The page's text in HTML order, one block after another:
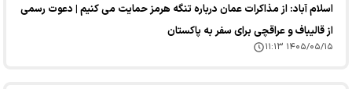
اسلام آباد: از مذاکرات عمان درباره تنگه هرمز حمایت می کنیم | دعوت رسمی
از قالیباف و عراقچی برای سفر به پاکستان
۱۴۰۵/۰۵/۱۵ ۱۱:۱۳